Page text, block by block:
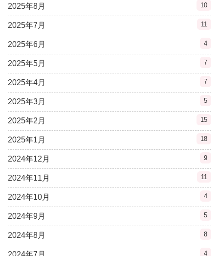
2025年8月 10
2025年7月 11
2025年6月 4
2025年5月 7
2025年4月 7
2025年3月 5
2025年2月 15
2025年1月 18
2024年12月 9
2024年11月 11
2024年10月 4
2024年9月 5
2024年8月 8
2024年7月 4